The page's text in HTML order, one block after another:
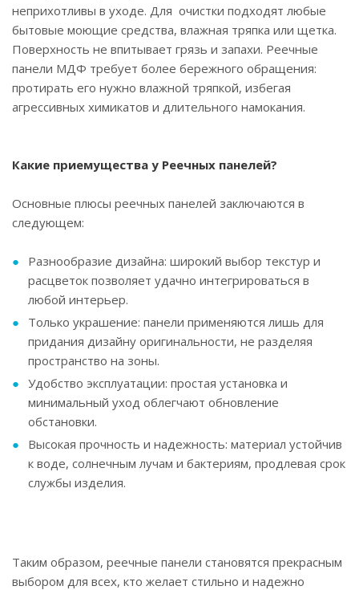
неприхотливы в уходе. Для очистки подходят любые
бытовые моющие средства, влажная тряпка или щетка.
Поверхность не впитывает грязь и запахи. Реечные
панели МДФ требует более бережного обращения:
протирать его нужно влажной тряпкой, избегая
агрессивных химикатов и длительного намокания.
Какие приемущества у Реечных панелей?
Основные плюсы реечных панелей заключаются в
следующем:
Разнообразие дизайна: широкий выбор текстур и
расцветок позволяет удачно интегрироваться в
любой интерьер.
Только украшение: панели применяются лишь для
придания дизайну оригинальности, не разделяя
пространство на зоны.
Удобство эксплуатации: простая установка и
минимальный уход облегчают обновление
обстановки.
Высокая прочность и надежность: материал устойчив
к воде, солнечным лучам и бактериям, продлевая срок
службы изделия.
Таким образом, реечные панели становятся прекрасным
выбором для всех, кто желает стильно и надежно